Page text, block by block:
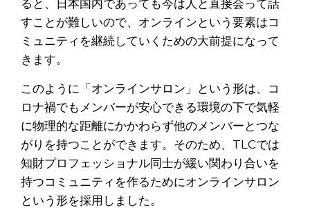
ると、日本国内であっても今は人と直接会って話
すことが難しいので、オンラインという要素はコ
ミュニティを継続していくための大前提になって
きます。
このように「オンラインサロン」という形は、コ
ロナ禍でもメンバーが安心できる環境の下で気軽
に物理的な距離にかかわらず他のメンバーとつな
がりを持つことができます。そのため、TLCでは
知財プロフェッショナル同士が緩い関わり合いを
持つコミュニティを作るためにオンラインサロン
という形を採用しました。